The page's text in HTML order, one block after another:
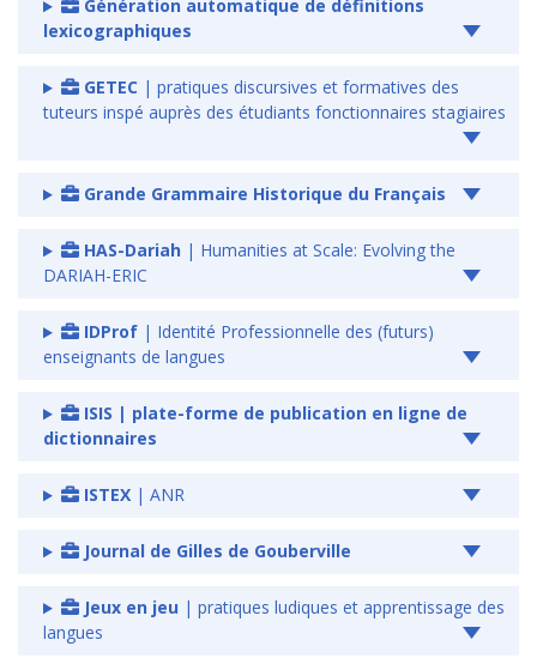
Génération automatique de définitions
lexicographiques
GETEC | pratiques discursives et formatives des
tuteurs inspé auprès des étudiants fonctionnaires stagiaires
Grande Grammaire Historique du Français
HAS-Dariah| Humanities at Scale: Evolving the
DARIAH-ERIC
IDProf| Identité Professionnelle des (futurs)
enseignants de langues
ISIS | plate-forme de publication en ligne de
dictionnaires
ISTEX| ANR
Journal de Gilles de Gouberville
Jeux en jeu| pratiques ludiques et apprentissage des
langues